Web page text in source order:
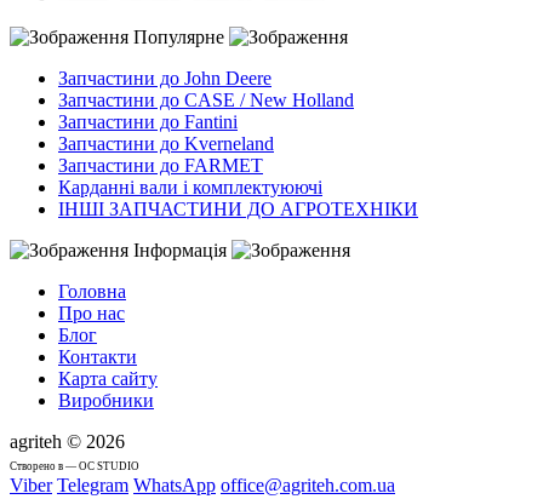
Популярне
Запчастини до John Deere
Запчастини до CASE / New Holland
Запчастини до Fantini
Запчастини до Kverneland
Запчастини до FARMET
Карданні вали і комплектуюючі
ІНШІ ЗАПЧАСТИНИ ДО АГРОТЕХНІКИ
Інформація
Головна
Про нас
Блог
Контакти
Карта сайту
Виробники
agriteh © 2026
Cтворено в — OC STUDIO
Viber Telegram WhatsApp office@agriteh.com.ua